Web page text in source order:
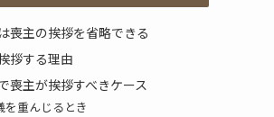
喪主の挨拶を省略できる
拶する理由
喪主が挨拶すべきケース
を重んじるとき